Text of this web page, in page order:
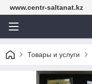
www.centr-saltanat.kz
Товары и услуги